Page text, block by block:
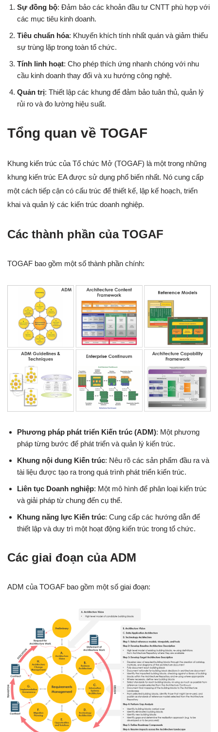
Sự đồng bộ: Đảm bảo các khoản đầu tư CNTT phù hợp với
các mục tiêu kinh doanh.
Tiêu chuẩn hóa: Khuyến khích tính nhất quán và giảm thiểu
sự trùng lặp trong toàn tổ chức.
Tính linh hoạt: Cho phép thích ứng nhanh chóng với nhu
cầu kinh doanh thay đổi và xu hướng công nghệ.
Quản trị: Thiết lập các khung để đảm bảo tuân thủ, quản lý
rủi ro và đo lường hiệu suất.
Tổng quan về TOGAF
Khung kiến trúc của Tổ chức Mở (TOGAF) là một trong những
khung kiến trúc EA được sử dụng phổ biến nhất. Nó cung cấp
một cách tiếp cận có cấu trúc để thiết kế, lập kế hoạch, triển
khai và quản lý các kiến trúc doanh nghiệp.
Các thành phần của TOGAF
TOGAF bao gồm một số thành phần chính:
Phương pháp phát triển Kiến trúc (ADM): Một phương
pháp từng bước để phát triển và quản lý kiến trúc.
Khung nội dung Kiến trúc: Nêu rõ các sản phẩm đầu ra và
tài liệu được tạo ra trong quá trình phát triển kiến trúc.
Liên tục Doanh nghiệp: Một mô hình để phân loại kiến trúc
và giải pháp từ chung đến cụ thể.
Khung năng lực Kiến trúc: Cung cấp các hướng dẫn để
thiết lập và duy trì một hoạt động kiến trúc trong tổ chức.
Các giai đoạn của ADM
ADM của TOGAF bao gồm một số giai đoạn: